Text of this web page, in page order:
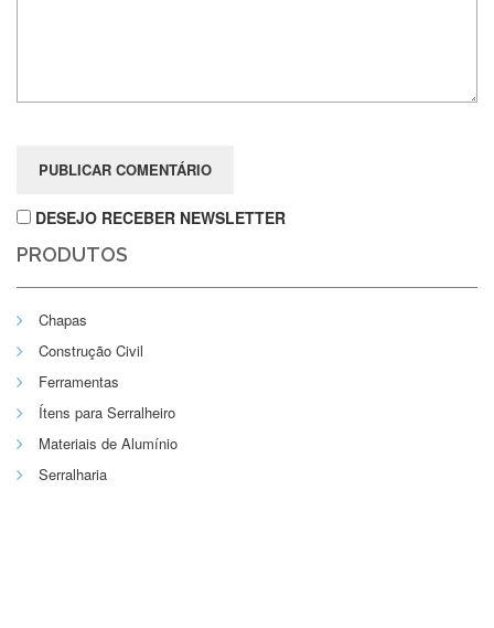
DESEJO RECEBER NEWSLETTER
PRODUTOS
Chapas
Construção Civil
Ferramentas
Ítens para Serralheiro
Materiais de Alumínio
Serralharia